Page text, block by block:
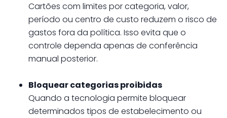
Cartões com limites por categoria, valor,
período ou centro de custo reduzem o risco de
gastos fora da política. Isso evita que o
controle dependa apenas de conferência
manual posterior.
Bloquear categorias proibidas
Quando a tecnologia permite bloquear
determinados tipos de estabelecimento ou